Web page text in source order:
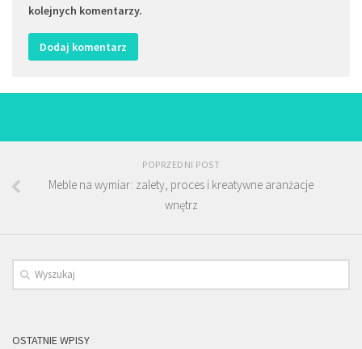
kolejnych komentarzy.
POPRZEDNI POST
Meble na wymiar: zalety, proces i kreatywne aranżacje
wnętrz
OSTATNIE WPISY